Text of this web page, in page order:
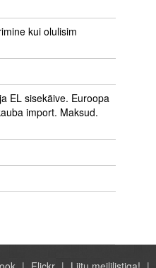
kui olulisim
EL sisekäive. Euroopa
import. Maksud.